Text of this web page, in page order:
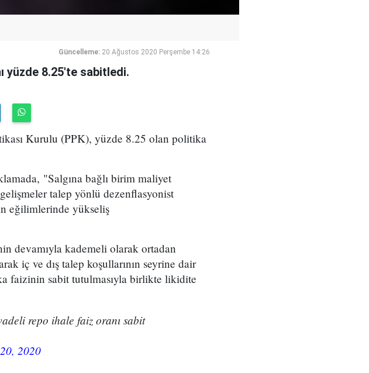
Güncelleme: 20 Ağustos 2020 Perşembe 14:26
yüzde 8.25'te sabitledi.
Kurulu (PPK), yüzde 8.25 olan politika
"Salgına bağlı birim maliyet
talep yönlü dezenflasyonist
eğilimlerinde yükseliş
devamıyla kademeli olarak ortadan
iç ve dış talep koşullarının seyrine dair
faizinin sabit tutulmasıyla birlikte likidite
repo ihale faiz oranı sabit
2020